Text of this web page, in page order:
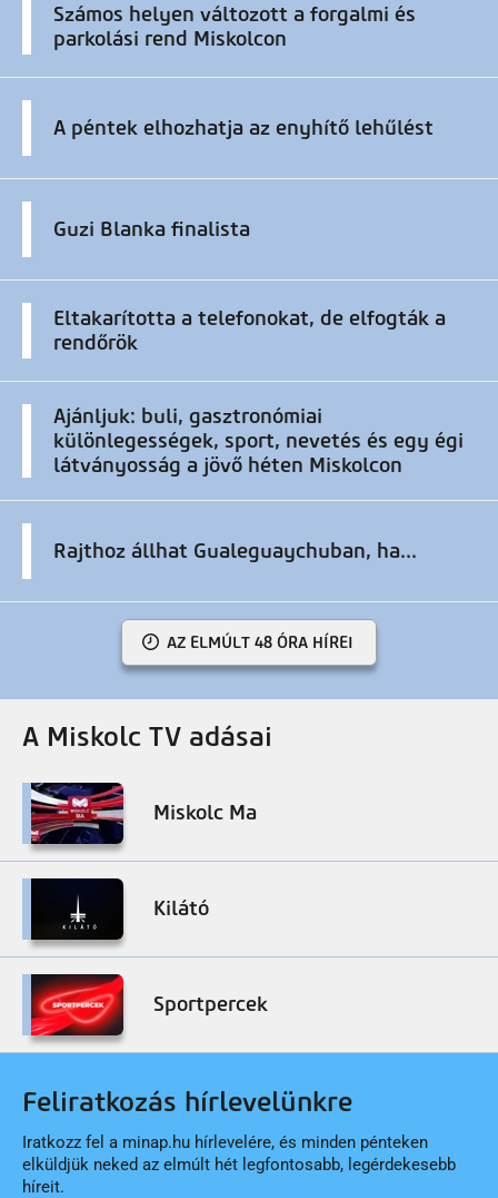
Számos helyen változott a forgalmi és
parkolási rend Miskolcon
A péntek elhozhatja az enyhítő lehűlést
Guzi Blanka finalista
Eltakarította a telefonokat, de elfogták a
rendőrök
Ajánljuk: buli, gasztronómiai
különlegességek, sport, nevetés és egy égi
látványosság a jövő héten Miskolcon
Rajthoz állhat Gualeguaychuban, ha...
AZ ELMÚLT 48 ÓRA HÍREI
A Miskolc TV adásai
Miskolc Ma
Kilátó
Sportpercek
Feliratkozás hírlevelünkre
Iratkozz fel a minap.hu hírlevelére, és minden pénteken
elküldjük neked az elmúlt hét legfontosabb, legérdekesebb
híreit.